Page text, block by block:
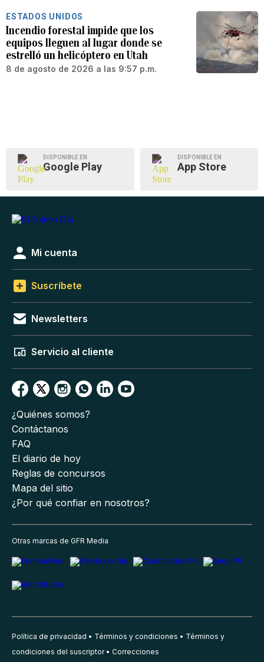
ESTADOS UNIDOS
Incendio forestal impide que los
equipos lleguen al lugar donde se
estrelló un helicóptero en Utah
8 de agosto de 2026 a las 9:57 p.m.
DISPONIBLE EN
Google Play
DISPONIBLE EN
App Store
Mi cuenta
Suscríbete
Newsletters
Servicio al cliente
¿Quiénes somos?
Contáctanos
FAQ
El diario de hoy
Reglas de concursos
Mapa del sitio
¿Por qué confiar en nosotros?
Otras marcas de GFR Media
Política de privacidad Términos y condiciones
Términos y
condiciones del suscriptor
Correcciones